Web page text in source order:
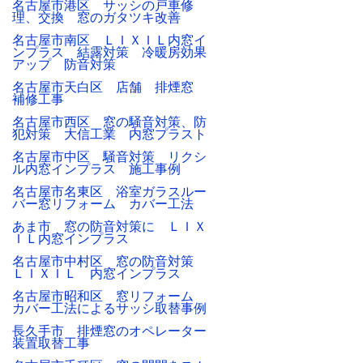
名古屋市港区 サッシの戸車修
理、交換 窓のガタツキ改善
名古屋市南区 ＬＩＸＩＬ内窓イ
ンプラス 結露対策 冷暖房効果
アップ 防音対策
名古屋市天白区 店舗 排煙窓
補修工事
名古屋市西区 窓の騒音対策、防
犯対策 大信工業 内窓プラスト
名古屋市中区 騒音対策 リクシ
ル内窓インプラス 施工事例
名古屋市名東区 浴室ガラスルー
バー窓リフォーム カバー工法
あま市 窓の防音対策に ＬＩＸ
ＩＬ内窓インプラス
名古屋市中村区 窓の防音対策
ＬＩＸＩＬ 内窓インプラス
名古屋市昭和区 窓リフォーム
カバー工法によるサッシ取替事例
長久手市 排煙窓のオペレーター
装置取替工事